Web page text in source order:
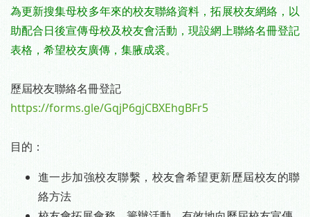
為更新搜集母校多年來的校友聯絡資料，拓展校友網絡，以
助配合日後宣傳母校及校友會活動，現設網上聯絡名冊登記
表格，希望校友廣傳，集腋成裘。
歷屆校友聯絡名冊登記
https://forms.gle/GqjP6gjCBXEhgBFr5
目的：
進一步加強校友聯繫，校友會希望更新歷屆校友的聯
絡方法